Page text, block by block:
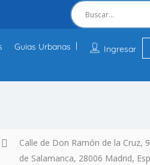
Ingresar
Guias Urbanas
Calle de Don Ramón de la Cruz,
de Salamanca, 28006 Madrid,